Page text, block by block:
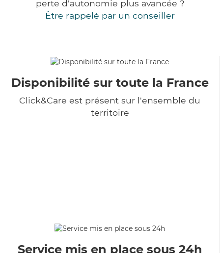
perte d'autonomie plus avancée ?
Être rappelé par un conseiller
Disponibilité sur toute la France
Click&Care est présent sur l'ensemble du
territoire
Service mis en place sous 24h